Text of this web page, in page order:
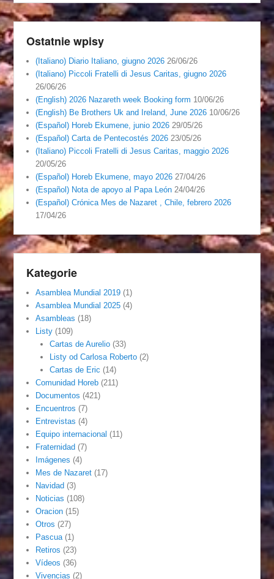
Ostatnie wpisy
(Italiano) Diario Italiano, giugno 2026 26/06/26
(Italiano) Piccoli Fratelli di Jesus Caritas, giugno 2026
26/06/26
(English) 2026 Nazareth week Booking form 10/06/26
(English) Be Brothers Uk and Ireland, June 2026 10/06/26
(Español) Horeb Ekumene, junio 2026 29/05/26
(Español) Carta de Pentecostés 2026 23/05/26
(Italiano) Piccoli Fratelli di Jesus Caritas, maggio 2026
20/05/26
(Español) Horeb Ekumene, mayo 2026 27/04/26
(Español) Nota de apoyo al Papa León 24/04/26
(Español) Crónica Mes de Nazaret , Chile, febrero 2026
17/04/26
Kategorie
Asamblea Mundial 2019 (1)
Asamblea Mundial 2025 (4)
Asambleas (18)
Listy (109)
Cartas de Aurelio(33)
Listy od Carlosa Roberto(2)
Cartas de Eric (14)
Comunidad Horeb (211)
Documentos (421)
Encuentros (7)
Entrevistas (4)
Equipo internacional (11)
Fraternidad (7)
Imágenes (4)
Mes de Nazaret (17)
Navidad (3)
Noticias (108)
Oracion (15)
Otros (27)
Pascua (1)
Retiros (23)
Vídeos (36)
Vivencias (2)